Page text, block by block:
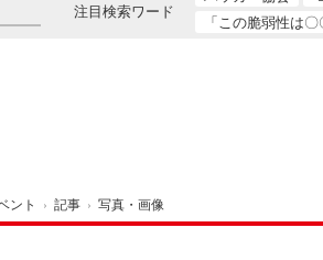
注目検索ワード
「この脆弱性は
ント › 記事 › 写真・画像